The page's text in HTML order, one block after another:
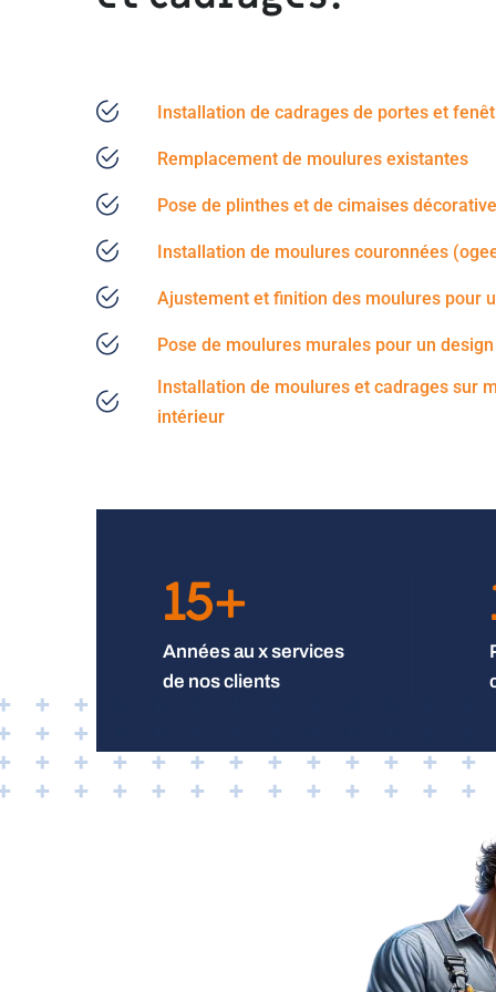
Installation de cadrages de portes et
Remplacement de moulures existantes
Pose de plinthes et de cimaises
Installation de moulures couronnées
Ajustement et finition des moulures pour
Pose de moulures murales pour un
Installation de moulures et cadrages sur
intérieur
15+
Années au x services
de nos clients